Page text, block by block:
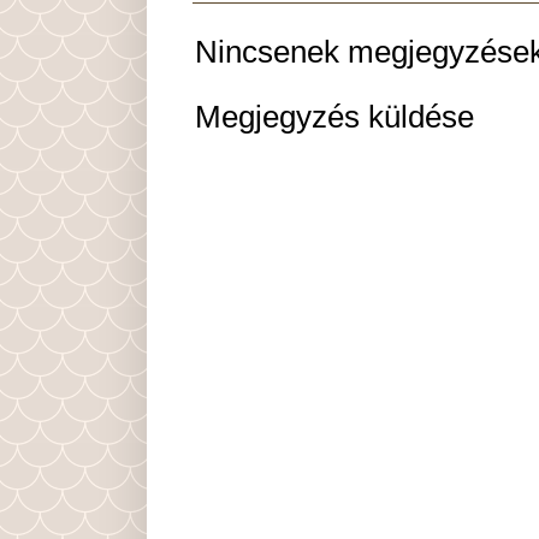
Nincsenek
Megjegyzés küldése